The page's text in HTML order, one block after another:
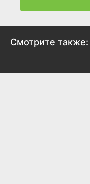
Смотрите также: